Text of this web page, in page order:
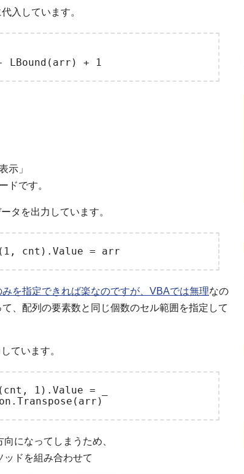
入しています。
示」
ドです。
タを出力しています。
を指定できれば楽なのですが、VBAでは無理なの
、配列の要素数と同じ個数のセル範囲を指定して
ています。
1).Value = _
になってしまうため、
ッドを組み合わせて